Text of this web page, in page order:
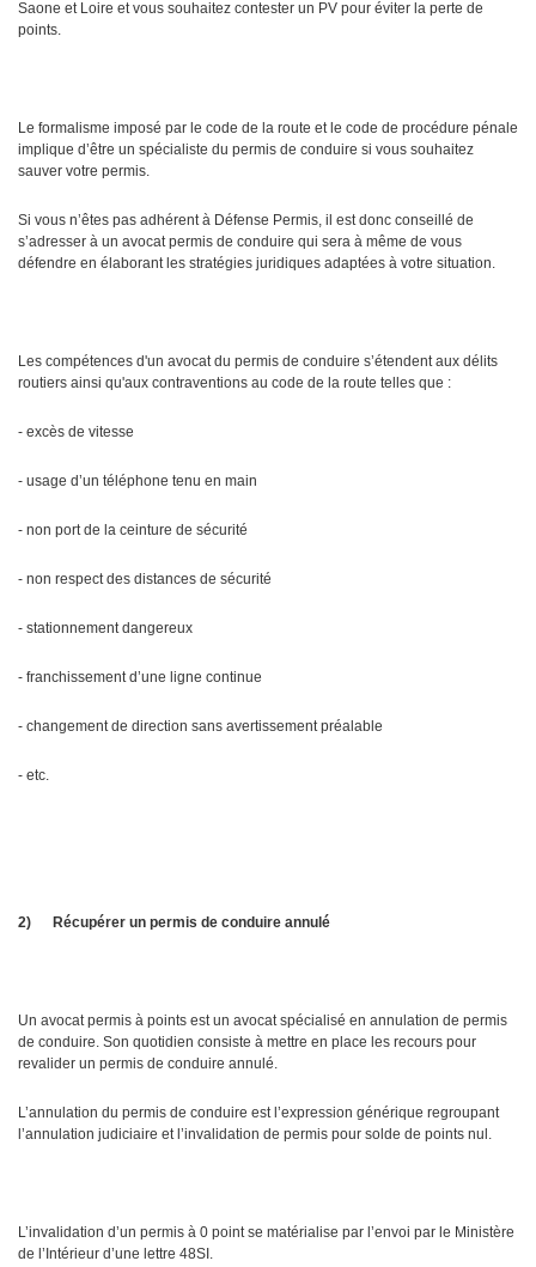
Saone et Loire et vous souhaitez contester un PV pour éviter la perte de
points.
Le formalisme imposé par le code de la route et le code de procédure pénale
implique d’être un spécialiste du permis de conduire si vous souhaitez
sauver votre permis.
Si vous n’êtes pas adhérent à Défense Permis, il est donc conseillé de
s’adresser à un avocat permis de conduire qui sera à même de vous
défendre en élaborant les stratégies juridiques adaptées à votre situation.
Les compétences d'un avocat du permis de conduire s’étendent aux délits
routiers ainsi qu'aux contraventions au code de la route telles que :
- excès de vitesse
- usage d’un téléphone tenu en main
- non port de la ceinture de sécurité
- non respect des distances de sécurité
- stationnement dangereux
- franchissement d’une ligne continue
- changement de direction sans avertissement préalable
- etc.
2) Récupérer un permis de conduire annulé
Un avocat permis à points est un avocat spécialisé en annulation de permis
de conduire. Son quotidien consiste à mettre en place les recours pour
revalider un permis de conduire annulé.
L’annulation du permis de conduire est l’expression générique regroupant
l’annulation judiciaire et l’invalidation de permis pour solde de points nul.
L’invalidation d’un permis à 0 point se matérialise par l’envoi par le Ministère
de l’Intérieur d’une lettre 48SI.